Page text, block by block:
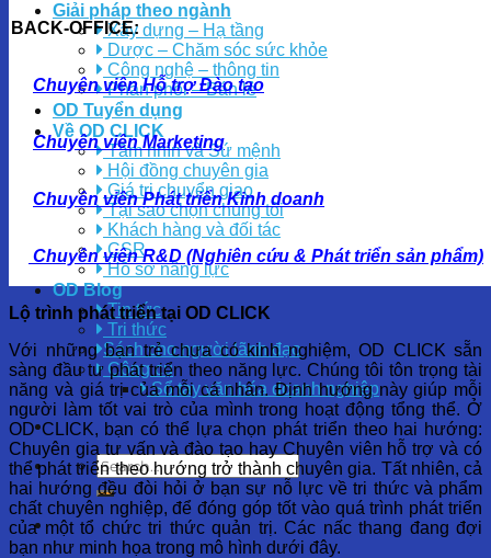
Giải pháp theo ngành
Xây dựng – Hạ tầng
Dược – Chăm sóc sức khỏe
Công nghệ – thông tin
Phân phối – Bán lẻ
OD Tuyển dụng
Về OD CLICK
Tầm nhìn và Sứ mệnh
Hội đồng chuyên gia
Giá trị chuyển giao
Tại sao chọn chúng tôi
Khách hàng và đối tác
CSR
Hồ sơ năng lực
OD Blog
Tin tức
Tri thức
Sách cho người lãnh đạo
Công cụ
Sổ tay văn hóa doanh nghiệp
BACK-OFFICE:
Chuyên viên Hỗ trợ Đào tạo
Chuyên viên Marketing
Chuyên viên Phát triển Kinh doanh
Chuyên viên R&D (Nghiên cứu & Phát triển sản phẩm)
Lộ trình phát triển tại OD CLICK
Với những bạn trẻ chưa có kinh nghiệm, OD CLICK sẵn
sàng đầu tư phát triển theo năng lực. Chúng tôi tôn trọng tài
năng và giá trị của mỗi cá nhân. Định hướng này giúp mỗi
người làm tốt vai trò của mình trong hoạt động tổng thể. Ở
OD CLICK, bạn có thể lựa chọn phát triển theo hai hướng:
Chuyên gia tư vấn và đào tạo hay Chuyên viên hỗ trợ và có
thể phát triển theo hướng trở thành chuyên gia. Tất nhiên, cả
hai hướng đều đòi hỏi ở bạn sự nỗ lực về tri thức và phẩm
chất chuyên nghiệp, để đóng góp tốt vào quá trình phát triển
của một tổ chức tri thức quản trị. Các nấc thang đang đợi
bạn như minh họa trong mô hình dưới đây.